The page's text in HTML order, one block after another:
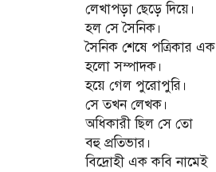
লেখাপড়া ছেড়ে দিয়ে।
হল সে সৈনিক।
সৈনিক শেষে পত্রিকার এক
হলো সম্পাদক।
হয়ে গেল পুরোপুরি।
সে তখন লেখক।
অধিকারী ছিল সে তো
বহু প্রতিভার।
বিদ্রোহী এক কবি নামেই